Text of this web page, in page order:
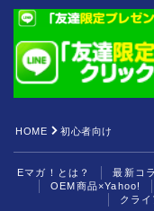
HOME 初心者向け
Eマガ！とは？ 最新コ
OEM商品×Yahoo!
クラ